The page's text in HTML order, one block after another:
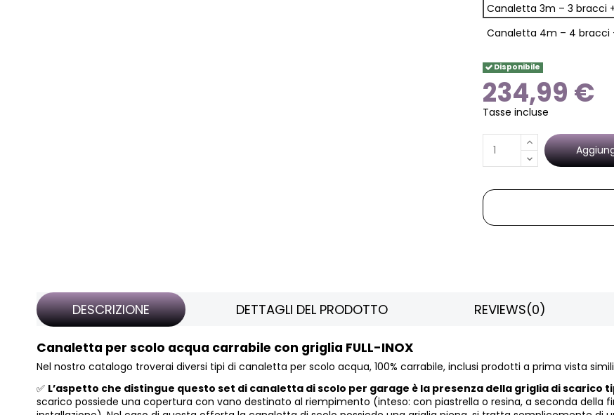
Canaletta 3m – 3 bracci
Canaletta 4m – 4 bracci
Disponibile
234,99 €
Tasse incluse
DESCRIZIONE DETTAGLI DEL PRODOTTO REVIEWS(0)
Canaletta per scolo acqua carrabile con griglia FULL-INOX
Nel nostro catalogo troverai diversi tipi di canaletta per scolo acqua, 100% carrabile, inclusi prodotti a prima vista
✅ L’aspetto che distingue questo set di canaletta di scolo per garage è la presenza della griglia di scarico
scarico possiede una copertura con vano destinato al riempimento (inteso: con piastrella o resina, a seconda della